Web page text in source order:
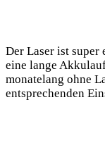
Der Laser⁣ ist
eine lange
monatelang ohne‍
entsprechenden